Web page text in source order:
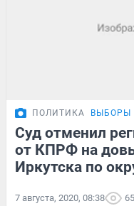
ПОЛИТИКА ВЫБОРЫ
Суд отменил
от КПРФ на
Иркутска по
7 августа, 2020, 08:38